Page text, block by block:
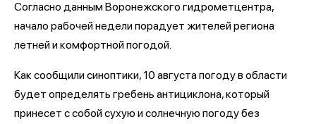
Согласно данным Воронежского гидрометцентра,
начало рабочей недели порадует жителей региона
летней и комфортной погодой.
Как сообщили синоптики, 10 августа погоду в области
будет определять гребень антициклона, который
принесет с собой сухую и солнечную погоду без